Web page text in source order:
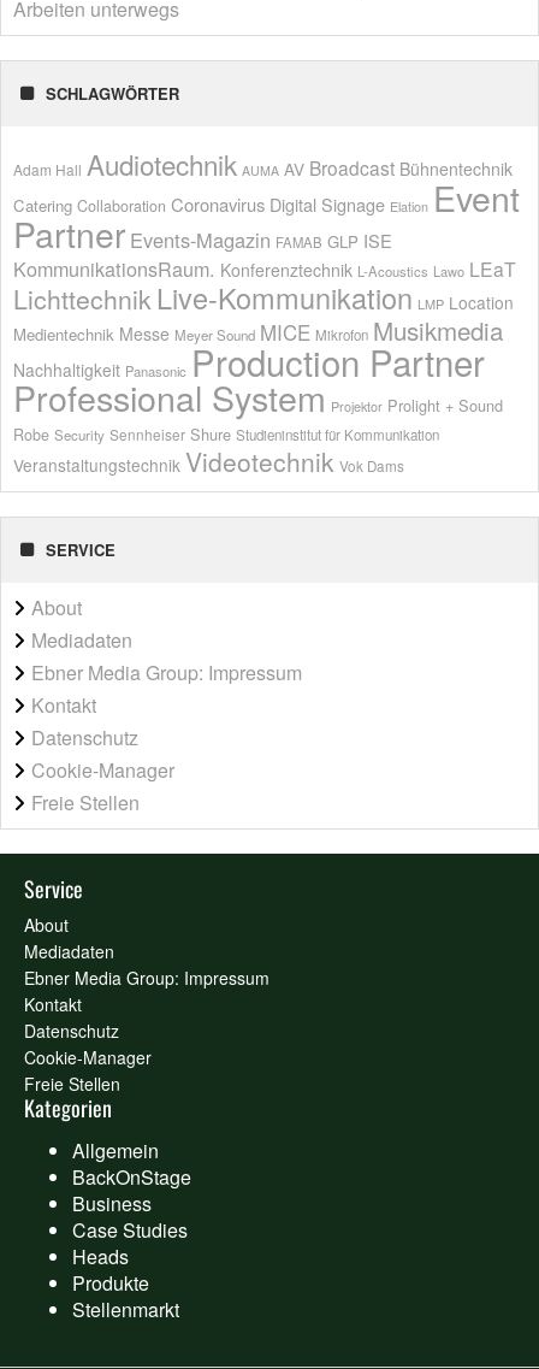
Arbeiten unterwegs
SCHLAGWÖRTER
Adam Hall Audiotechnik AUMA AV Broadcast Bühnentechnik
Catering Collaboration Coronavirus Digital Signage Elation Event
Partner Events-Magazin FAMAB GLP ISE
KommunikationsRaum. Konferenztechnik L-Acoustics Lawo LEaT
Lichttechnik Live-Kommunikation LMP Location
Medientechnik Messe Meyer Sound MICE Mikrofon Musikmedia
Nachhaltigkeit Panasonic Production Partner
Professional System Projektor Prolight + Sound
Robe Security Sennheiser Shure Studieninstitut für Kommunikation
Veranstaltungstechnik Videotechnik Vok Dams
SERVICE
About
Mediadaten
Ebner Media Group: Impressum
Kontakt
Datenschutz
Cookie-Manager
Freie Stellen
Service
About
Mediadaten
Ebner Media Group: Impressum
Kontakt
Datenschutz
Cookie-Manager
Freie Stellen
Kategorien
Allgemein
BackOnStage
Business
Case Studies
Heads
Produkte
Stellenmarkt